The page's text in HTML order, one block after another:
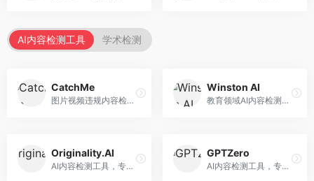
AI内容检测工具 学术检测
CatchMe
图片视频违规内容检测平台，专注于视觉内容安全。面向内容平台，提供图片审核、视频审核、直播监控等服务，视觉检测专业。
Winston AI
教育领域AI内容检测平台，专注于学术诚信。面向教育机构，提供AI内容检测、抄袭检测、报告生成等服务，教育适配性强。
Originality.AI
AI内容检测工具，专注于内容原创性验证。面向内容创作者和出版商，提供AI检测、抄袭检测、批量分析等服务，检测精度高。
GPTZero
AI内容检测工具，专注于AI生成文本识别。面向教育工作者和出版商，提供文本检测、批量分析、API接口等服务，检测准确率高。